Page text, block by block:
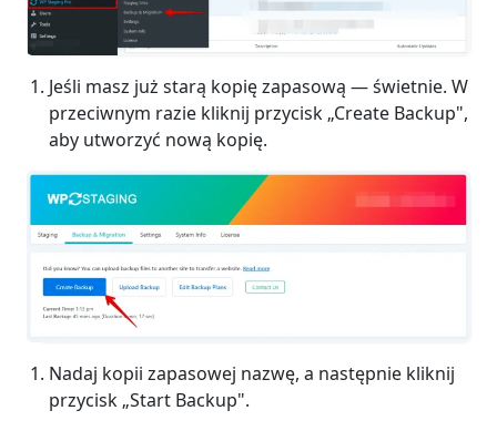
Jeśli masz już starą kopię zapasową — świetnie. W
przeciwnym razie kliknij przycisk „Create Backup",
aby utworzyć nową kopię.
Nadaj kopii zapasowej nazwę, a następnie kliknij
przycisk „Start Backup".